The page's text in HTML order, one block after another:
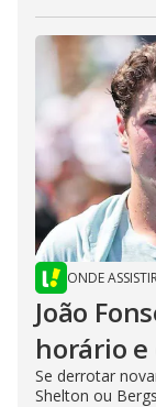
ONDE
João
horário
Se derrotar
Shelton ou